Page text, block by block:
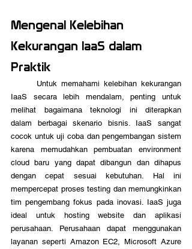
Mengenal Kelebihan
Kekurangan IaaS dalam
Praktik
IaaS secara lebih mendalam, penting untuk
melihat bagaimana teknologi ini diterapkan
dalam berbagai skenario bisnis. IaaS sangat
cocok untuk uji coba dan pengembangan sistem
karena memudahkan pembuatan environment
cloud baru yang dapat dibangun dan dihapus
dengan cepat sesuai kebutuhan. Hal ini
mempercepat proses testing dan memungkinkan
tim pengembang fokus pada inovasi. IaaS juga
ideal untuk hosting website dan aplikasi
perusahaan. Perusahaan dapat menggunakan
layanan seperti Amazon EC2, Microsoft Azure